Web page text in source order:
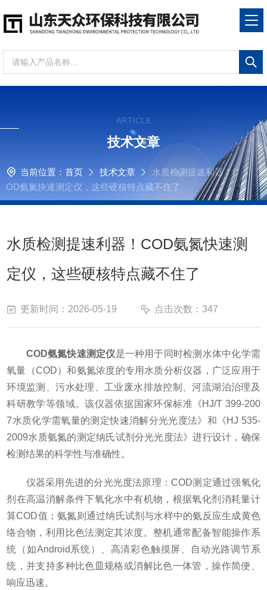
ARTICLE
技术文章
当前位置： 首页 技术文章
水质检测提速利器！C
OD氨氮快速测定仪，这些硬核特点藏不住了
水质检测提速利器！COD氨氮快速测
定仪，这些硬核特点藏不住了
更新时间：2026-05-19 点击次数：347
COD氨氮快速测定仪是一种用于同时检测水体中化学需
氧量（COD）和氨氮浓度的专用水质分析仪器，广泛应用于
环境监测、污水处理、工业废水排放控制、河流湖泊治理及
科研教学等领域。该仪器依据国家环保标准《HJ/T 399-200
7水质化学需氧量的测定快速消解分光光度法》和《HJ 535-
2009水质氨氮的测定纳氏试剂分光光度法》进行设计，确保
检测结果的科学性与准确性。
仪器采用先进的分光光度法原理：COD测定通过强氧化
剂在高温消解条件下氧化水中有机物，根据氧化剂消耗量计
算COD值；氨氮则通过纳氏试剂与水样中的氨反应生成黄色
络合物，利用比色法测定其浓度。整机通常配备智能操作系
统（如Android系统）、高清彩色触摸屏、自动光路调节系
统，并支持多种比色皿规格或消解比色一体管，操作简便、
响应迅速。